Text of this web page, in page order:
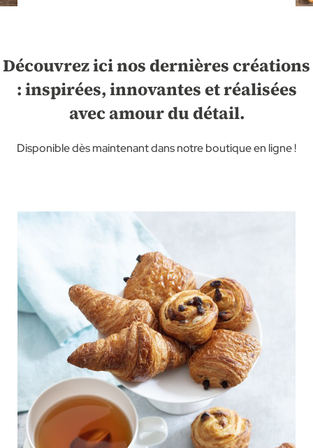
Découvrez ici nos dernières créations
: inspirées, innovantes et réalisées
avec amour du détail.
Disponible dès maintenant dans notre boutique en ligne !